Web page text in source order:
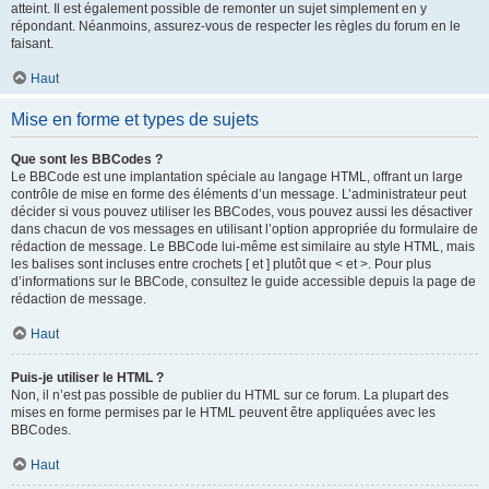
atteint. Il est également possible de remonter un sujet simplement en y
répondant. Néanmoins, assurez-vous de respecter les règles du forum en le
faisant.
Haut
Mise en forme et types de sujets
Que sont les BBCodes ?
Le BBCode est une implantation spéciale au langage HTML, offrant un large
contrôle de mise en forme des éléments d’un message. L’administrateur peut
décider si vous pouvez utiliser les BBCodes, vous pouvez aussi les désactiver
dans chacun de vos messages en utilisant l’option appropriée du formulaire de
rédaction de message. Le BBCode lui-même est similaire au style HTML, mais
les balises sont incluses entre crochets [ et ] plutôt que < et >. Pour plus
d’informations sur le BBCode, consultez le guide accessible depuis la page de
rédaction de message.
Haut
Puis-je utiliser le HTML ?
Non, il n’est pas possible de publier du HTML sur ce forum. La plupart des
mises en forme permises par le HTML peuvent être appliquées avec les
BBCodes.
Haut